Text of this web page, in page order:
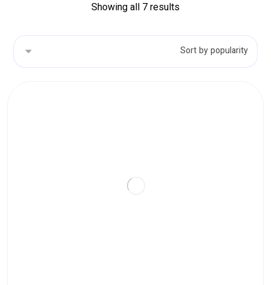
Showing all 7 results